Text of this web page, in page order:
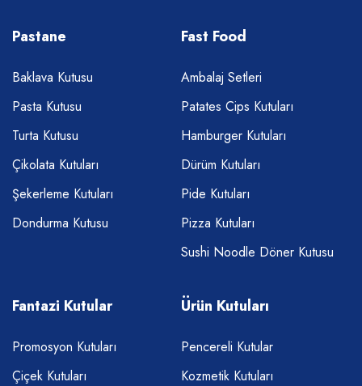
Pastane
Baklava Kutusu
Pasta Kutusu
Turta Kutusu
Çikolata Kutuları
Şekerleme Kutuları
Dondurma Kutusu
Fast Food
Ambalaj Setleri
Patates Cips Kutuları
Hamburger Kutuları
Dürüm Kutuları
Pide Kutuları
Pizza Kutuları
Sushi Noodle Döner Kutusu
Fantazi Kutular
Promosyon Kutuları
Çiçek Kutuları
Ürün Kutuları
Pencereli Kutular
Kozmetik Kutuları